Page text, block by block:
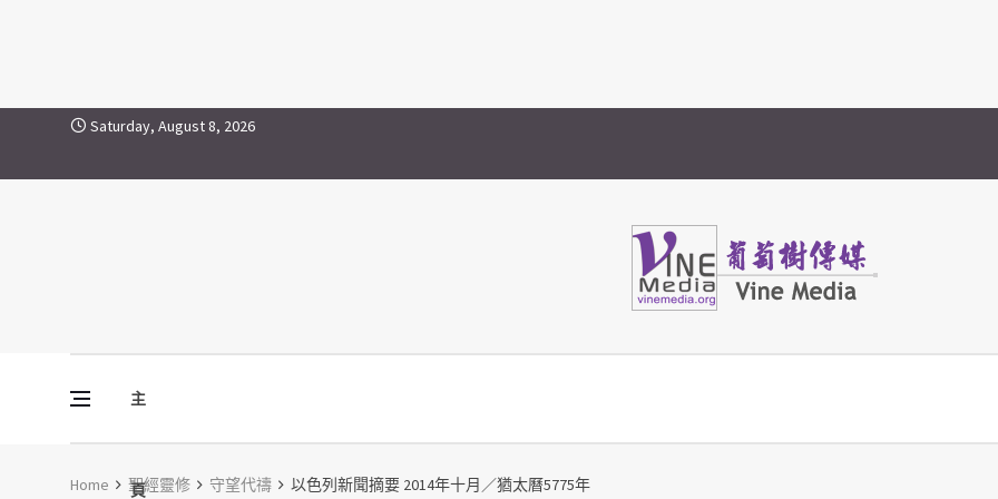
Skip to contentSaturday, August 8, 2026
主
頁
Vine Media
葡萄樹傳媒
Home 聖經靈修 守望代禱 以色列新聞摘要 2014年十月／猶太曆5775年